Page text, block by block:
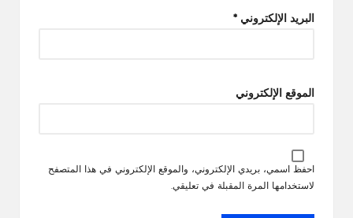
البريد الإلكتروني *
الموقع الإلكتروني
احفظ اسمي، بريدي الإلكتروني، والموقع الإلكتروني في هذا المتصفح
لاستخدامها المرة المقبلة في تعليقي.